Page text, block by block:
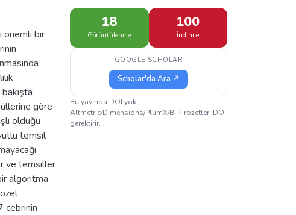
önemli bir
göre
olduğu
temsil
ve temsiller
algoritma
cebrinin
18
Görüntülenme
100
İndirme
GOOGLE SCHOLAR
Scholar'da Ara ↗
Bu yayında DOI yok —
Altmetric/Dimensions/PlumX/BIP! rozetleri DOI
gerektirir.